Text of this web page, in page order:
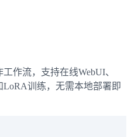
作流，支持在线WebUI、
训练，无需本地部署即